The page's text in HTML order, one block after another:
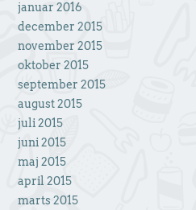
januar 2016
december 2015
november 2015
oktober 2015
september 2015
august 2015
juli 2015
juni 2015
maj 2015
april 2015
marts 2015